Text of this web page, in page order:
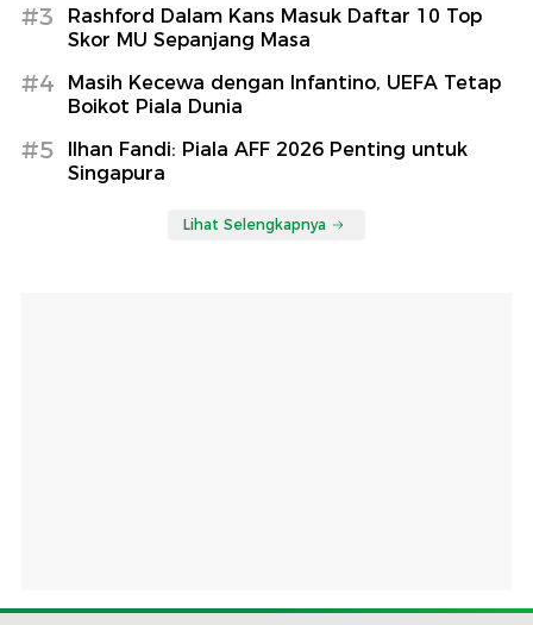
#3
Rashford Dalam Kans Masuk Daftar 10 Top
Skor MU Sepanjang Masa
#4
Masih Kecewa dengan Infantino, UEFA Tetap
Boikot Piala Dunia
#5
Ilhan Fandi: Piala AFF 2026 Penting untuk
Singapura
Lihat Selengkapnya